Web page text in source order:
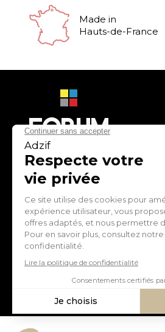
Made in
Hauts-de-France
contact@adzif.biz
ZI de Cantimpré Avenue de
l'Europe CS60014
59400 CAMBRAI - FRANCE
Tél :03 27 74 97 00